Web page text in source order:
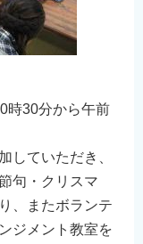
時30分から午前
していただき、
句・クリスマ
、またボランテ
ジメント教室を